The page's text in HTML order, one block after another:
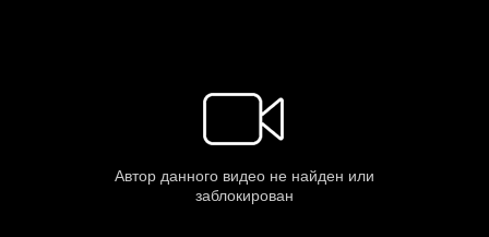
Автор данного видео не найден или
заблокирован